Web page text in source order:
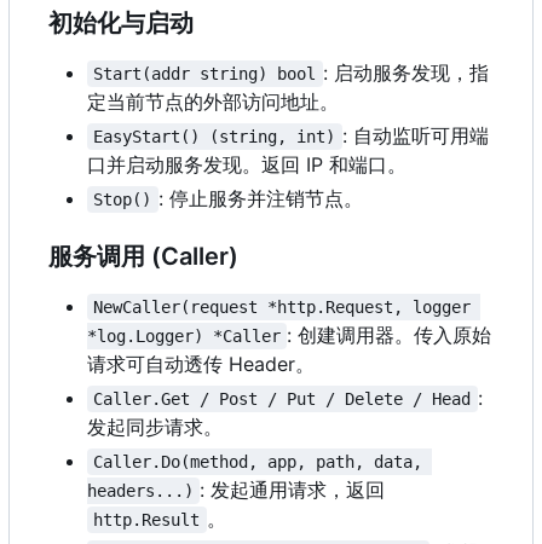
初始化与启动
Start(addr string) bool
: 启动服务发现，指
定当前节点的外部访问地址。
EasyStart() (string, int) : 自动监听可用端
口并启动服务发现。返回 IP 和端口。
Stop() : 停止服务并注销节点。
服务调用 (Caller)
NewCaller(request *http.Request, logger
*log.Logger) *Caller : 创建调用器。传入原始
请求可自动透传 Header。
Caller.Get / Post / Put / Delete / Head :
发起同步请求。
Caller.Do(method, app, path, data,
headers...) : 发起通用请求，返回
http.Result 。